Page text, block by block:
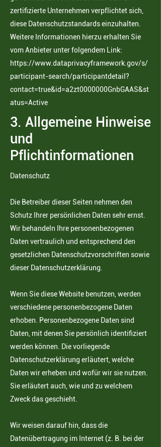
zertifizierte Unternehmen verpflichtet sich,
diese Datenschutzstandards einzuhalten.
Weitere Informationen hierzu erhalten Sie
vom Anbieter unter folgendem Link:
https://www.dataprivacyframework.gov/s/
participant-search/participantdetail?
contact=true&id=a2zt0000000GnbGAAS&st
atus=Active
3. Allgemeine Hinweise
und
Pflichtinformationen
Datenschutz
Die Betreiber dieser Seiten nehmen den
Schutz Ihrer persönlichen Daten sehr ernst.
Wir behandeln Ihre personenbezogenen
Daten vertraulich und entsprechend den
gesetzlichen Datenschutzvorschriften sowie
dieser Datenschutzerklärung.
Wenn Sie diese Website benutzen, werden
verschiedene personenbezogene Daten
erhoben. Personenbezogene Daten sind
Daten, mit denen Sie persönlich identifiziert
werden können. Die vorliegende
Datenschutzerklärung erläutert, welche
Daten wir erheben und wofür wir sie nutzen.
Sie erläutert auch, wie und zu welchem
Zweck das geschieht.
Wir weisen darauf hin, dass die
Datenübertragung im Internet (z. B. bei der